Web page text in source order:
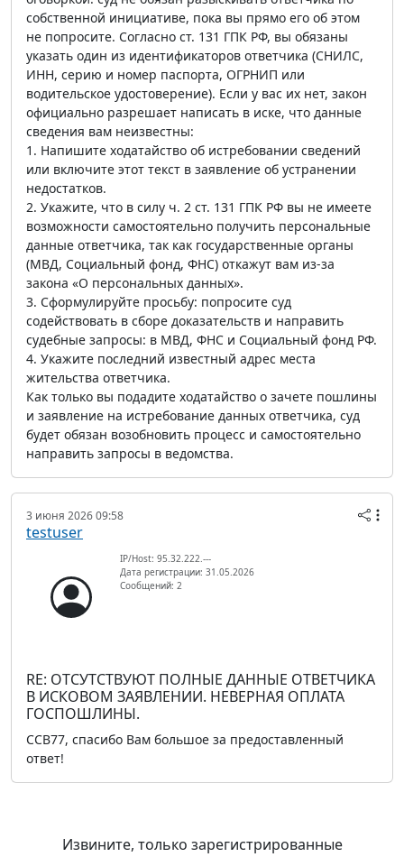
собственной инициативе, пока вы прямо его об этом
не попросите. Согласно ст. 131 ГПК РФ, вы обязаны
указать один из идентификаторов ответчика (СНИЛС,
ИНН, серию и номер паспорта, ОГРНИП или
водительское удостоверение). Если у вас их нет, закон
официально разрешает написать в иске, что данные
сведения вам неизвестны:
1. Напишите ходатайство об истребовании сведений
или включите этот текст в заявление об устранении
недостатков.
2. Укажите, что в силу ч. 2 ст. 131 ГПК РФ вы не имеете
возможности самостоятельно получить персональные
данные ответчика, так как государственные органы
(МВД, Социальный фонд, ФНС) откажут вам из-за
закона «О персональных данных».
3. Сформулируйте просьбу: попросите суд
содействовать в сборе доказательств и направить
судебные запросы: в МВД, ФНС и Социальный фонд РФ.
4. Укажите последний известный адрес места
жительства ответчика.
Как только вы подадите ходатайство о зачете пошлины
и заявление на истребование данных ответчика, суд
будет обязан возобновить процесс и самостоятельно
направить запросы в ведомства.
3 июня 2026 09:58
testuser
IP/Host: 95.32.222.---
Дата регистрации: 31.05.2026
Сообщений: 2
RE: ОТСУТСТВУЮТ ПОЛНЫЕ ДАННЫЕ ОТВЕТЧИКА
В ИСКОВОМ ЗАЯВЛЕНИИ. НЕВЕРНАЯ ОПЛАТА
ГОСПОШЛИНЫ.
ССВ77, спасибо Вам большое за предоставленный
ответ!
Извините, только зарегистрированные